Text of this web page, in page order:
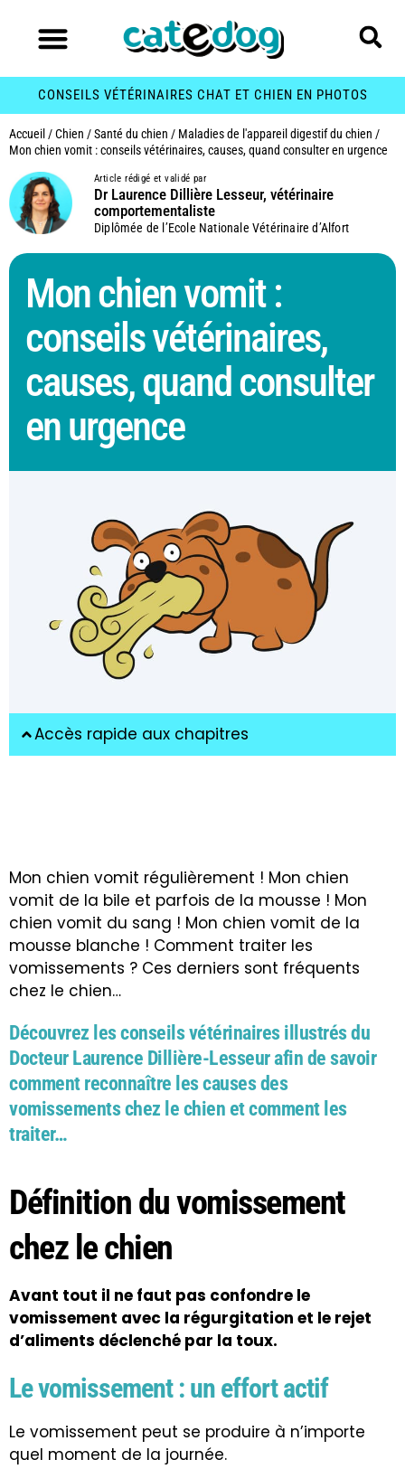
CONSEILS VÉTÉRINAIRES CHAT ET CHIEN EN PHOTOS
Accueil /Chien /Santé du chien / Maladies de l'appareil digestif du chien /
Mon chien vomit : conseils vétérinaires, causes, quand consulter en urgence
Article rédigé et validé par
Dr Laurence Dillière Lesseur, vétérinaire
comportementaliste
Diplômée de l’Ecole Nationale Vétérinaire d’Alfort
Mon chien vomit :
conseils vétérinaires,
causes, quand consulter
en urgence
Accès rapide aux chapitres
Mon chien vomit régulièrement ! Mon chien
vomit de la bile et parfois de la mousse ! Mon
chien vomit du sang ! Mon chien vomit de la
mousse blanche ! Comment traiter les
vomissements ? Ces derniers sont fréquents
chez le chien…
Découvrez les conseils vétérinaires illustrés du
Docteur Laurence Dillière-Lesseur afin de savoir
comment reconnaître les causes des
vomissements chez le chien et comment les
traiter…
Définition du vomissement
chez le chien
Avant tout il ne faut pas confondre le
vomissement avec la régurgitation et le rejet
d’aliments déclenché par la toux.
Le vomissement : un effort actif
Le vomissement peut se produire à n’importe
quel moment de la journée.